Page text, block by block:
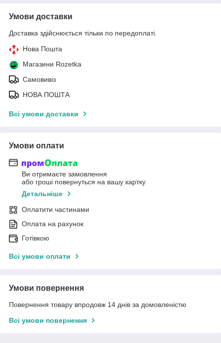
Умови доставки
Доставка здійснюється тільки по передоплаті.
Нова Пошта
Магазини Rozetka
Самовивіз
НОВА ПОШТА
Всі умови доставки
Умови оплати
Ви отримаєте замовлення
або гроші повернуться на вашу картку
Детальніше
Оплатити частинами
Оплата на рахунок
Готівкою
Всі умови оплати
Умови повернення
Повернення товару впродовж 14 днів за домовленістю
Всі умови повернення